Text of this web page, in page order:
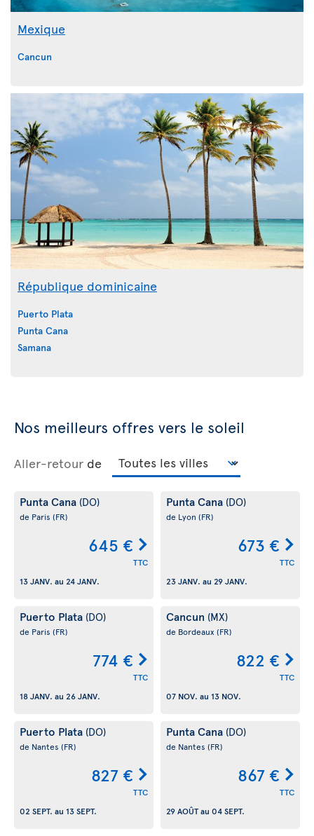
Mexique
Cancun
République dominicaine
Puerto Plata
Punta Cana
Samana
Nos meilleurs offres vers le soleil
Aller-retour de
Punta Cana (DO)
de Paris (FR)
645 €
TTC
13 JANV. au 24 JANV.
Punta Cana (DO)
de Lyon (FR)
673 €
TTC
23 JANV. au 29 JANV.
Puerto Plata (DO)
de Paris (FR)
774 €
TTC
18 JANV. au 26 JANV.
Cancun (MX)
de Bordeaux (FR)
822 €
TTC
07 NOV. au 13 NOV.
Puerto Plata (DO)
de Nantes (FR)
827 €
TTC
02 SEPT. au 13 SEPT.
Punta Cana (DO)
de Nantes (FR)
867 €
TTC
29 AOÛTau 04 SEPT.